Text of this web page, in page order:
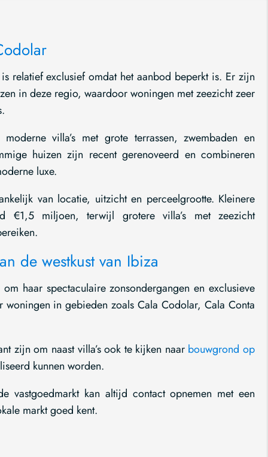
relatief exclusief omdat het aanbod beperkt is. Er zijn
in deze regio, waardoor woningen met zeezicht zeer
villa’s met grote terrassen, zwembaden en
huizen zijn recent gerenoveerd en combineren
luxe.
van locatie, uitzicht en perceelgrootte. Kleinere
€1,5 miljoen, terwijl grotere villa’s met zeezicht
de westkust van Ibiza
haar spectaculaire zonsondergangen en exclusieve
in gebieden zoals Cala Codolar, Cala Conta
zijn om naast villa’s ook te kijken naar bouwgrond op
kunnen worden.
vastgoedmarkt kan altijd contact opnemen met een
markt goed kent.